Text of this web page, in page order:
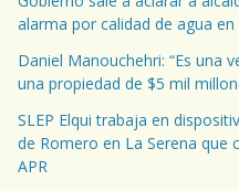
alarma por calidad de agua en
Daniel Manouchehri: “Es una
una propiedad de $5 mil
SLEP Elqui trabaja en
de Romero en La Serena que
APR